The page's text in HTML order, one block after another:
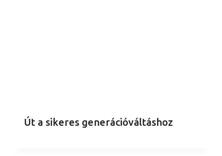
Út a sikeres generációváltáshoz